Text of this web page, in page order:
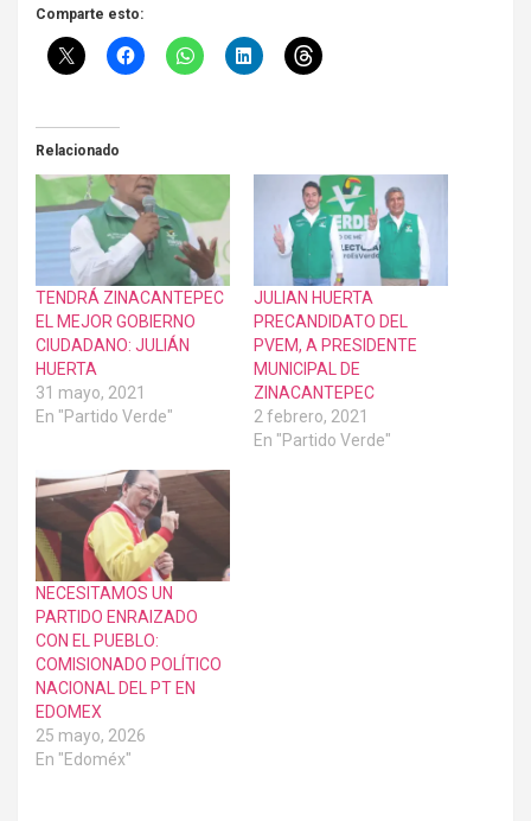
Comparte esto:
Relacionado
TENDRÁ ZINACANTEPEC
EL MEJOR GOBIERNO
CIUDADANO: JULIÁN
HUERTA
31 mayo, 2021
En "Partido Verde"
JULIAN HUERTA
PRECANDIDATO DEL
PVEM, A PRESIDENTE
MUNICIPAL DE
ZINACANTEPEC
2 febrero, 2021
En "Partido Verde"
NECESITAMOS UN
PARTIDO ENRAIZADO
CON EL PUEBLO:
COMISIONADO POLÍTICO
NACIONAL DEL PT EN
EDOMEX
25 mayo, 2026
En "Edoméx"